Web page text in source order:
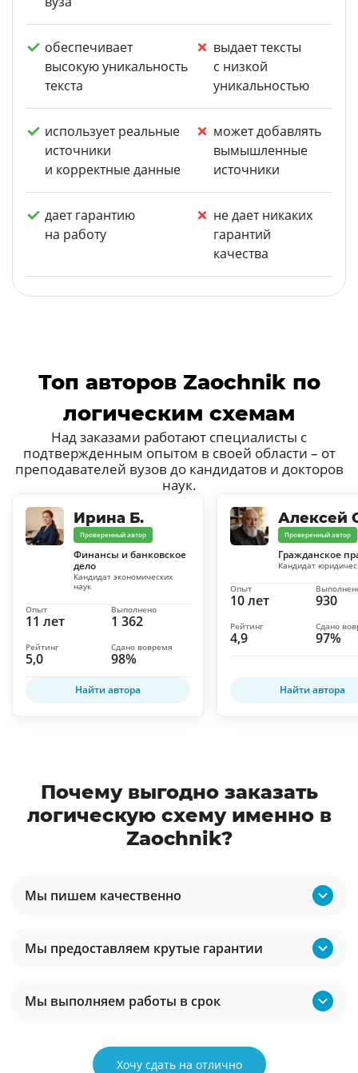
Почему выгодно заказать
логическую схему именно в
Zaochnik?
Мы пишем качественно
Мы предоставляем крутые гарантии
Мы выполняем работы в срок
Хочу сдать на отлично
обеспечивает
высокую уникальность
текста
выдает тексты
с низкой
уникальностью
использует реальные
источники
и корректные данные
может добавлять
вымышленные
источники
дает гарантию
на работу
не дает никаких
гарантий
качества
Топ авторов Zaochnik по
логическим схемам
Над заказами работают специалисты с
подтвержденным опытом в своей области – от
преподавателей вузов до кандидатов и докторов
наук.
Ирина Б.
Проверенный автор
Финансы и банковское
дело
Кандидат экономических
наук
11 лет
Опыт
1 362
Выполнено
5,0
Рейтинг
98%
Сдано вовремя
Найти автора
Алексей
Проверенный автор
Гражданское
Кандидат
10 лет
Опыт
930
4,9
Рейтинг
97%
Сдано
Найти автора